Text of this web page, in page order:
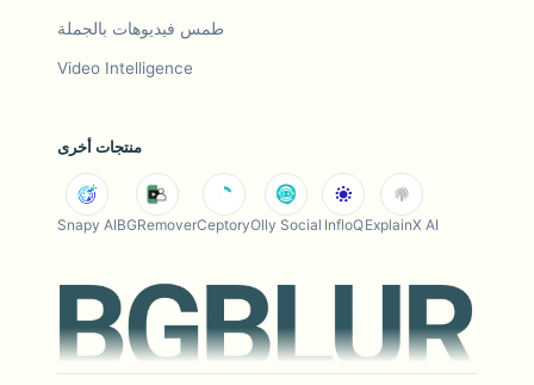
طمس فيديوهات بالجملة
Video Intelligence
منتجات أخرى
Snapy AIBGRemoverCeptoryOlly Social InfloQExplainX AI